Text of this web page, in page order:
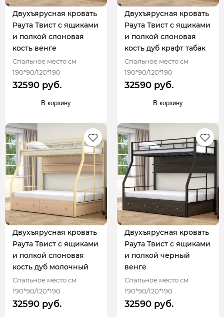
Двухъярусная кровать
Раута Твист с ящиками
и полкой слоновая
кость венге
Спальное место см
190*90/120*190
32590 руб.
В корзину
Двухъярусная кровать
Раута Твист с ящиками
и полкой слоновая
кость дуб крафт табак
Спальное место см
190*90/120*190
32590 руб.
В корзину
Двухъярусная кровать
Раута Твист с ящиками
и полкой слоновая
кость дуб молочный
Спальное место см
190*90/120*190
32590 руб.
Двухъярусная кровать
Раута Твист с ящиками
и полкой черный
венге
Спальное место см
190*90/120*190
32590 руб.